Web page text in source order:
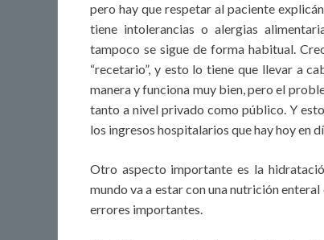
pero hay que respetar al paciente
tiene intolerancias o alergias
tampoco se sigue de forma habitual.
“recetario”, y esto lo tiene que llevar a
manera y funciona muy bien, pero el
tanto a nivel privado como público. Y
los ingresos hospitalarios que hay hoy en
Otro aspecto importante es la
mundo va a estar con una nutrición
errores importantes.